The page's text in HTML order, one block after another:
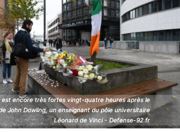
est encore très fortes vingt-quatre heures après le
John Dowling, un enseignant du pôle universitaire
Léonard de Vinci - Defense-92.fr
est encore très fortes vingt-quatre heures après le
John Dowling, un enseignant du pôle universitaire
Léonard de Vinci - Defense-92.fr